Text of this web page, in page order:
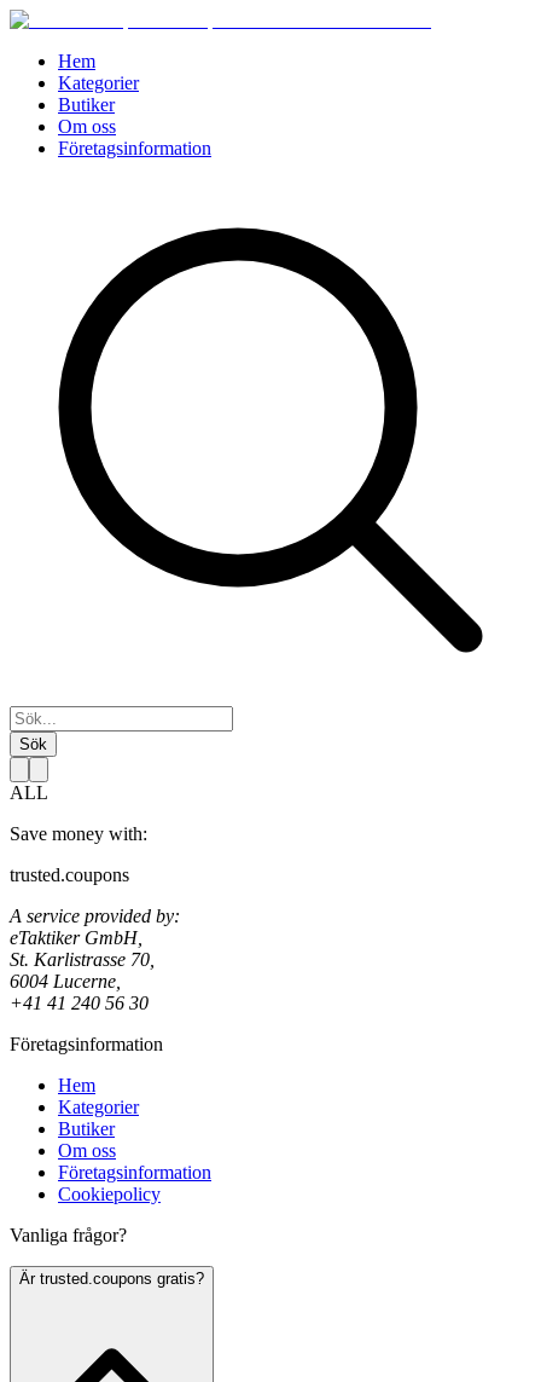
Hem
Kategorier
Butiker
Om oss
Företagsinformation
Sök
ALL
Save money with:
trusted.coupons
A service provided by:
eTaktiker GmbH,
St. Karlistrasse 70,
6004 Lucerne,
+41 41 240 56 30
Företagsinformation
Hem
Kategorier
Butiker
Om oss
Företagsinformation
Cookiepolicy
Vanliga frågor?
Är trusted.coupons gratis?